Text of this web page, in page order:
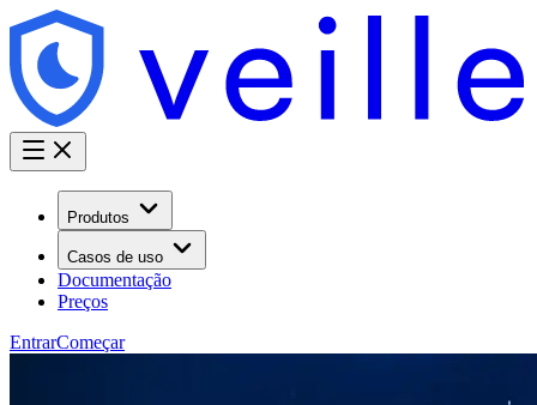
Produtos
Casos de uso
Documentação
Preços
EntrarComeçar